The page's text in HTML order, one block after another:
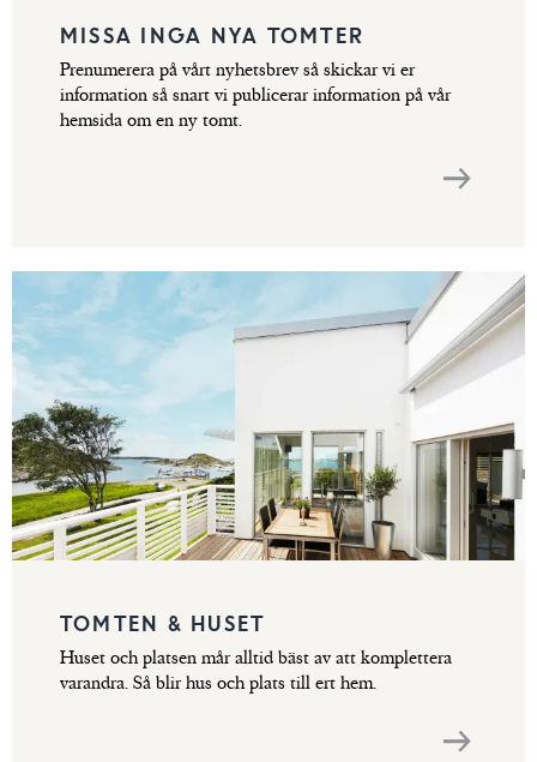
MISSA INGA NYA TOMTER
Prenumerera på vårt nyhetsbrev så skickar vi er
information så snart vi publicerar information på vår
hemsida om en ny tomt.
TOMTEN & HUSET
Huset och platsen mår alltid bäst av att komplettera
varandra. Så blir hus och plats till ert hem.